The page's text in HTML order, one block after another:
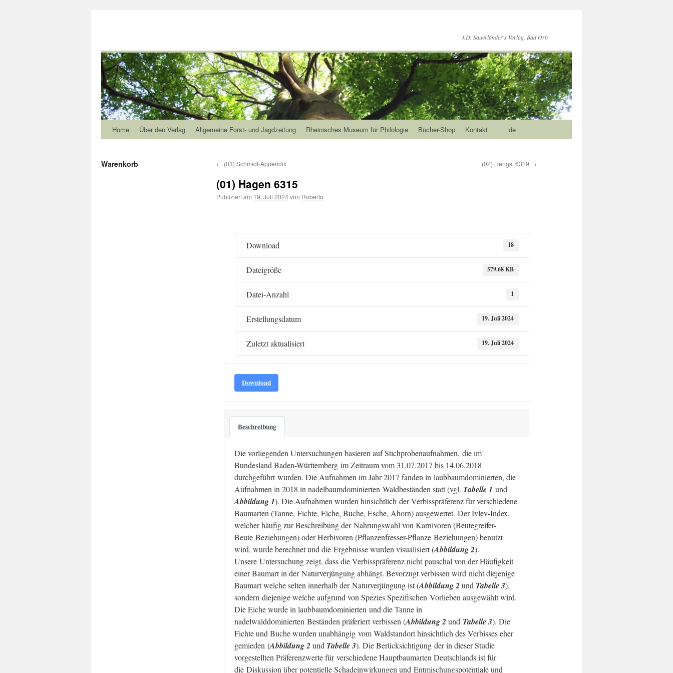
J.D. Sauerländer's Verlag, Bad Orb
Home Über den Verlag Allgemeine Forst- und Jagdzeitung Rheinisches Museum für Philologie Bücher-Shop Kontakt de
← (03) Schmidt-Appendix (02) Hengst 6319 →
(01) Hagen 6315
Publiziert am 19. Juli 2024von Roberto
Download 18
Dateigröße 579.68 KB
Datei-Anzahl 1
Erstellungsdatum 19. Juli 2024
Zuletzt aktualisiert 19. Juli 2024
Download
Beschreibung
Die vorliegenden Untersuchungen basieren auf Stichprobenaufnahmen, die im
Bundesland Baden-Württemberg im Zeitraum vom 31.07.2017 bis 14.06.2018
durchgeführt wurden. Die Aufnahmen im Jahr 2017 fanden in laubbaumdominierten, die
Aufnahmen in 2018 in nadelbaumdominierten Waldbeständen statt (vgl. Tabelle 1 und
Abbildung 1). Die Aufnahmen wurden hinsichtlich der Verbisspräferenz für verschiedene
Baumarten (Tanne, Fichte, Eiche, Buche, Esche, Ahorn) ausgewertet. Der Ivlev-Index,
welcher häufig zur Beschreibung der Nahrungswahl von Karnivoren (Beutegreifer-
Beute Beziehungen) oder Herbivoren (Pflanzenfresser-Pflanze Beziehungen) benutzt
wird, wurde berechnet und die Ergebnisse wurden visualisiert (Abbildung 2).
Unsere Untersuchung zeigt, dass die Verbisspräferenz nicht pauschal von der Häufigkeit
einer Baumart in der Naturverjüngung abhängt. Bevorzugt verbissen wird nicht diejenige
Baumart welche selten innerhalb der Naturverjüngung ist (Abbildung 2 und Tabelle 3),
sondern diejenige welche aufgrund von Spezies Spezifischen Vorlieben ausgewählt wird.
Die Eiche wurde in laubbaumdominierten und die Tanne in
nadelwalddominierten Beständen präferiert verbissen (Abbildung 2 und Tabelle 3). Die
Fichte und Buche wurden unabhängig vom Waldstandort hinsichtlich des Verbisses eher
gemieden (Abbildung 2 und Tabelle 3). Die Berücksichtigung der in dieser Studie
vorgestellten Präferenzwerte für verschiedene Hauptbaumarten Deutschlands ist für
die Diskussion über potentielle Schadeinwirkungen und Entmischungspotentiale und
Warenkorb